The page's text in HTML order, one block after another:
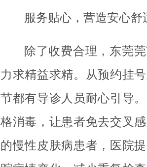
服务贴心，营造安心
除了收费合理，东莞
力求精益求精。从预约挂
节都有导诊人员耐心引导
格消毒，让患者免去交叉
的慢性皮肤病患者，医院